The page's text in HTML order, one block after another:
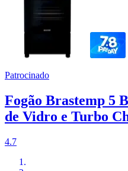
Patrocinado
Fogão Brastemp 5
de Vidro e Turbo
4.7